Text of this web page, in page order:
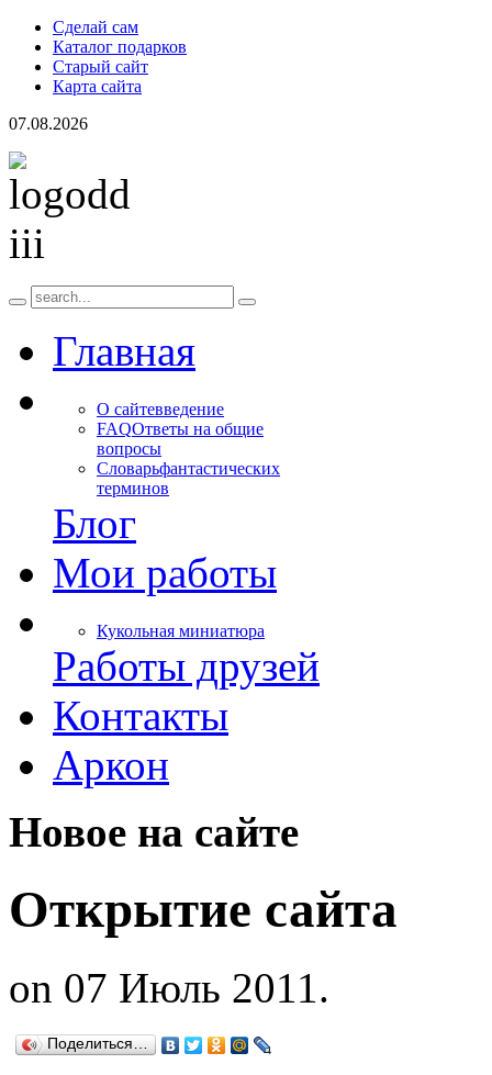
Сделай сам
Каталог подарков
Старый сайт
Карта сайта
07.08.2026
Главная
О сайтевведение
FAQОтветы на общие
вопросы
Словарьфантастических
терминов
Блог
Мои работы
Кукольная миниатюра
Работы друзей
Контакты
Аркон
Новое на сайте
Открытие сайта
on 07 Июль 2011.
Поделиться…